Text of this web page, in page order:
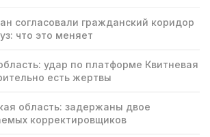
согласовали гражданский коридор
что это меняет
удар по платформе Квитневая
есть жертвы
область: задержаны двое
корректировщиков